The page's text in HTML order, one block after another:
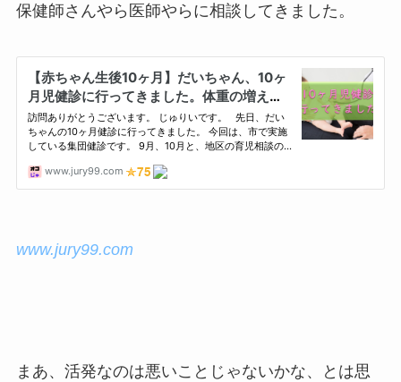
保健師さんやら医師やらに相談してきました。
www.jury99.com
まあ、活発なのは悪いことじゃないかな、とは思